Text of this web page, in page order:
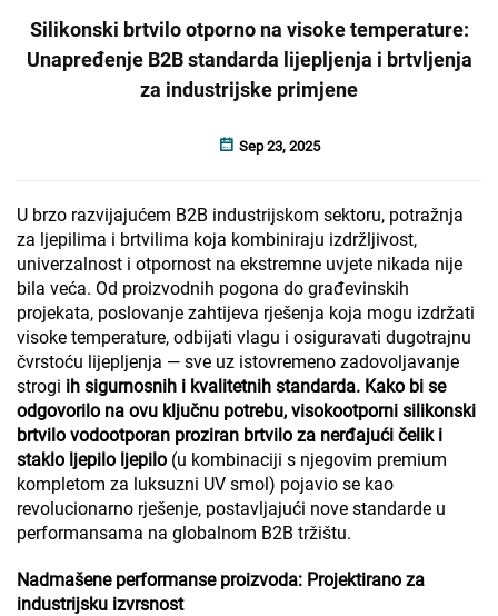
Silikonski brtvilo otporno na visoke temperature:
Unapređenje B2B standarda lijepljenja i brtvljenja
za industrijske primjene
Sep 23, 2025
U brzo razvijajućem B2B industrijskom sektoru, potražnja
za ljepilima i brtvilima koja kombiniraju izdržljivost,
univerzalnost i otpornost na ekstremne uvjete nikada nije
bila veća. Od proizvodnih pogona do građevinskih
projekata, poslovanje zahtijeva rješenja koja mogu izdržati
visoke temperature, odbijati vlagu i osiguravati dugotrajnu
čvrstoću lijepljenja — sve uz istovremeno zadovoljavanje
strogi ih sigurnosnih i kvalitetnih standarda. Kako bi se
odgovorilo na ovu ključnu potrebu, visokootporni silikonski
brtvilo vodootporan proziran brtvilo za nerđajući čelik i
staklo ljepilo ljepilo (u kombinaciji s njegovim premium
kompletom za luksuzni UV smol) pojavio se kao
revolucionarno rješenje, postavljajući nove standarde u
performansama na globalnom B2B tržištu.
Nadmašene performanse proizvoda: Projektirano za
industrijsku izvrsnost